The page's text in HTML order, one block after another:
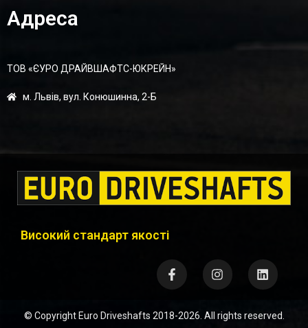
Адреса
ТОВ «ЄУРО ДРАЙВШАФТC-ЮКРЕЙН»
м. Львів, вул. Конюшинна, 2-Б
Високий стандарт якості
© CopyrightEuro Driveshafts 2018-2026. All rights reserved.